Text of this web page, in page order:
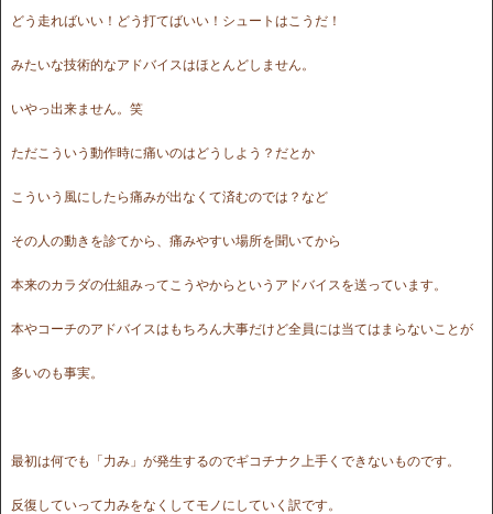
どう走ればいい！どう打てばいい！シュートはこうだ！
みたいな技術的なアドバイスはほとんどしません。
いやっ出来ません。笑
ただこういう動作時に痛いのはどうしよう？だとか
こういう風にしたら痛みが出なくて済むのでは？など
その人の動きを診てから、痛みやすい場所を聞いてから
本来のカラダの仕組みってこうやからというアドバイスを送っています。
本やコーチのアドバイスはもちろん大事だけど全員には当てはまらないことが
多いのも事実。
最初は何でも「力み」が発生するのでギコチナク上手くできないものです。
反復していって力みをなくしてモノにしていく訳です。